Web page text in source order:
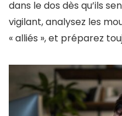
dans le dos dès qu’ils
vigilant, analysez les
« alliés », et préparez